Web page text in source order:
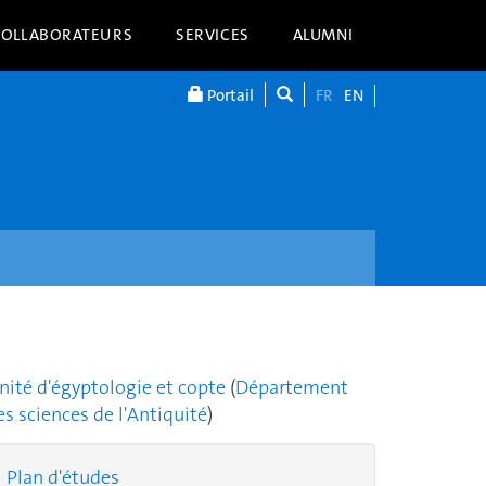
SERVICES ALUMNI
Portail FR EN
d'égyptologie et copte (Département
sciences de l'Antiquité)
Plan d'études